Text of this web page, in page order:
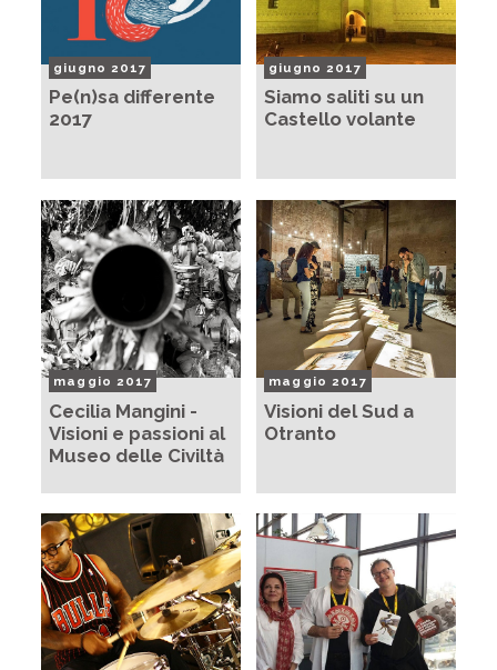
giugno 2017
Pe(n)sa differente
2017
giugno 2017
Siamo saliti su un
Castello volante
maggio 2017
Cecilia Mangini -
Visioni e passioni al
Museo delle Civiltà
maggio 2017
Visioni del Sud a
Otranto